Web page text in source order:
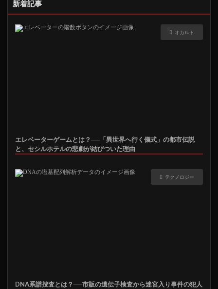
新着記事
オカルト
エレベーターゲームとは？──「異世界へ行く儀式」の都市伝説
と、セシルホテルの悲劇が結びついた理由
テクノロジー
DNA系譜捜査とは？──市販の遺伝子検査から迷宮入り事件の犯人